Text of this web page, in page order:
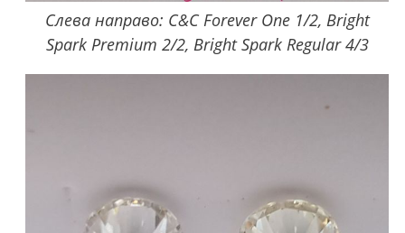
Слева направо: C&C Forever One 1/2, Bright
Spark Premium 2/2, Bright Spark Regular 4/3